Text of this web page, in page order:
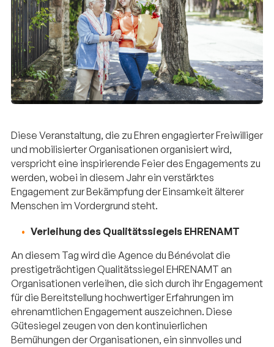
Diese Veranstaltung, die zu Ehren engagierter Freiwilliger
und mobilisierter Organisationen organisiert wird,
verspricht eine inspirierende Feier des Engagements zu
werden, wobei in diesem Jahr ein verstärktes
Engagement zur Bekämpfung der Einsamkeit älterer
Menschen im Vordergrund steht.
Verleihung des Qualitätssiegels EHRENAMT
An diesem Tag wird die Agence du Bénévolat die
prestigeträchtigen Qualitätssiegel EHRENAMT an
Organisationen verleihen, die sich durch ihr Engagement
für die Bereitstellung hochwertiger Erfahrungen im
ehrenamtlichen Engagement auszeichnen. Diese
Gütesiegel zeugen von den kontinuierlichen
Bemühungen der Organisationen, ein sinnvolles und